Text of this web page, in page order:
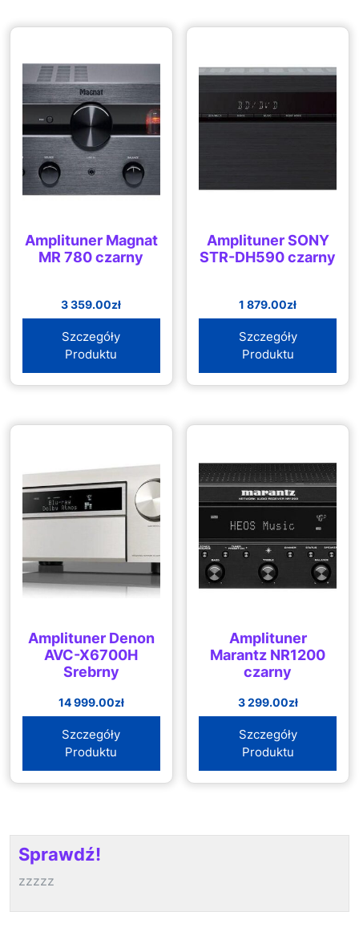
Amplituner Magnat
MR 780 czarny
3 359.00zł
Szczegóły
Produktu
Amplituner SONY
STR-DH590 czarny
1 879.00zł
Szczegóły
Produktu
Amplituner Denon
AVC-X6700H
Srebrny
14 999.00zł
Szczegóły
Produktu
Amplituner
Marantz NR1200
czarny
3 299.00zł
Szczegóły
Produktu
Sprawdź!
zzzzz